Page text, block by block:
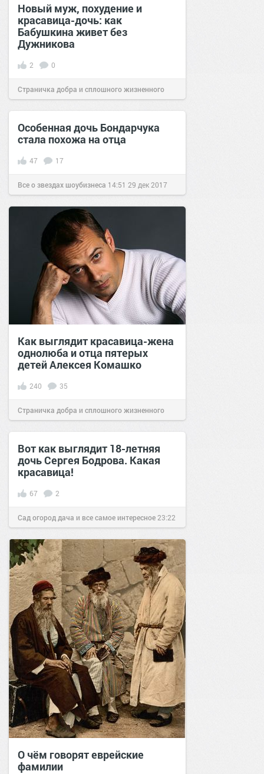
Новый муж, похудение и
красавица-дочь: как
Бабушкина живет без
Дужникова
2 0
Страничка добра и сплошного жизненного
позитива!07:00 18 янв 2022
Особенная дочь Бондарчука
стала похожа на отца
47 17
Все о звездах шоубизнеса 14:51 29 дек 2017
Как выглядит красавица-жена
однолюба и отца пятерых
детей Алексея Комашко
240 35
Страничка добра и сплошного жизненного
позитива! 16:52 14 янв 2021
Вот как выглядит 18-летняя
дочь Сергея Бодрова. Какая
красавица!
67 2
Сад огород дача и все самое интересное 23:22
25 авг 2016
О чём говорят еврейские
фамилии